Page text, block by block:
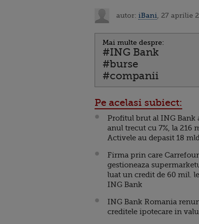
autor: iBani , 27 aprilie
Mai multe despre:
#ING Bank
#burse
#companii
Pe acelasi subiect:
Profitul brut al ING Bank
anul trecut cu 7%, la 216
Activele au depasit 18
Firma prin care Carrefour
gestioneaza
luat un credit de 60 mil.
ING Bank
ING Bank Romania
creditele ipotecare in